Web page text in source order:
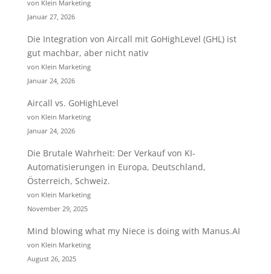
von Klein Marketing
Januar 27, 2026
Die Integration von Aircall mit GoHighLevel (GHL) ist
gut machbar, aber nicht nativ
von Klein Marketing
Januar 24, 2026
Aircall vs. GoHighLevel
von Klein Marketing
Januar 24, 2026
Die Brutale Wahrheit: Der Verkauf von KI-
Automatisierungen in Europa, Deutschland,
Österreich, Schweiz.
von Klein Marketing
November 29, 2025
Mind blowing what my Niece is doing with Manus.AI
von Klein Marketing
August 26, 2025